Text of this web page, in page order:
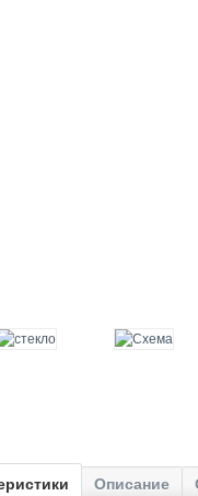
Описание